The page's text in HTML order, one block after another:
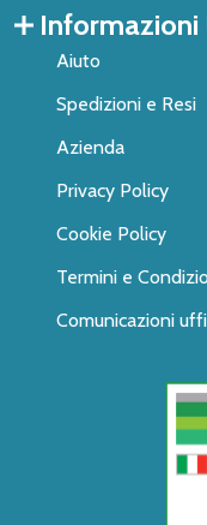
Informazioni
Aiuto
Spedizioni e Resi
Azienda
Privacy Policy
Cookie Policy
Termini e
Comunicazioni